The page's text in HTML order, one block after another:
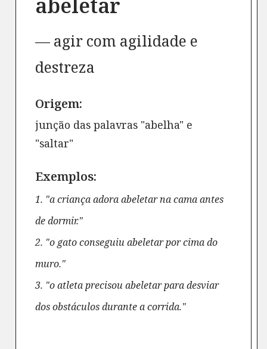
agir com agilidade e
destreza
Origem:
junção das palavras "abelha" e
"saltar"
Exemplos:
1. "a criança adora abeletar na cama antes
de dormir."
2. "o gato conseguiu abeletar por cima do
muro."
3. "o atleta precisou abeletar para desviar
dos obstáculos durante a corrida."